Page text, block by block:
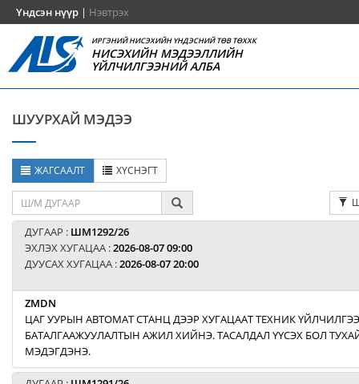
Үндсэн нүүр | Нэвтрэх
ИРГЭНИЙ НИСЭХИЙН ҮНДЭСНИЙ ТӨВ ТӨХХК
НИСЭХИЙН МЭДЭЭЛЛИЙН
ҮЙЛЧИЛГЭЭНИЙ АЛБА
ШУУРХАЙ МЭДЭЭ
ЖАГСААЛТ ХҮСНЭГТ
ДУГААР : ШМ1292/26
ЭХЛЭХ ХУГАЦАА :2026-08-07 09:00
ДУУСАХ ХУГАЦАА :2026-08-07 20:00
ZMDN
ЦАГ УУРЫН АВТОМАТ СТАНЦ ДЭЭР ХУГАЦААТ ТЕХНИК
БАТАЛГААЖУУЛАЛТЫН АЖИЛ ХИЙНЭ. ТАСАЛДАЛ ҮҮСЭХ БОЛ
МЭДЭГДЭНЭ.